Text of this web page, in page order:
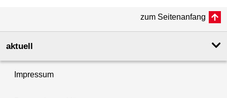
zum Seitenanfang
aktuell
Impressum